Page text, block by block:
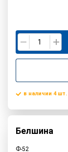
в наличии 4 шт.
Белшина
Ф-52